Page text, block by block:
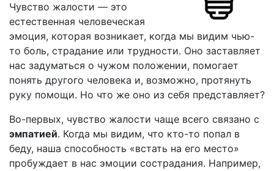
Чувство жалости — это
естественная человеческая
эмоция, которая возникает, когда мы видим чью-
то боль, страдание или трудности. Оно заставляет
нас задуматься о чужом положении, помогает
понять другого человека и, возможно, протянуть
руку помощи. Но что же оно из себя представляет?
Во-первых, чувство жалости чаще всего связано с
эмпатией. Когда мы видим, что кто-то попал в
беду, наша способность «встать на его место»
пробуждает в нас эмоции сострадания. Например,